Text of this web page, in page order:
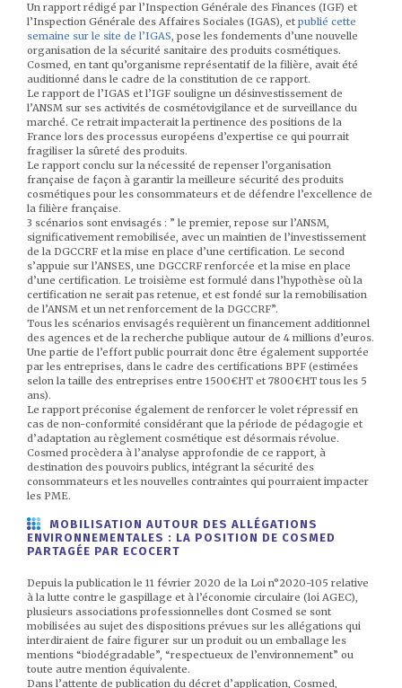
Un rapport rédigé par l’Inspection Générale des Finances (IGF) et
l’Inspection Générale des Affaires Sociales (IGAS), et publié cette
semaine sur le site de l’IGAS, pose les fondements d’une nouvelle
organisation de la sécurité sanitaire des produits cosmétiques.
Cosmed, en tant qu’organisme représentatif de la filière, avait été
auditionné dans le cadre de la constitution de ce rapport.
Le rapport de l’IGAS et l’IGF souligne un désinvestissement de
l’ANSM sur ses activités de cosmétovigilance et de surveillance du
marché. Ce retrait impacterait la pertinence des positions de la
France lors des processus européens d’expertise ce qui pourrait
fragiliser la sûreté des produits.
Le rapport conclu sur la nécessité de repenser l’organisation
française de façon à garantir la meilleure sécurité des produits
cosmétiques pour les consommateurs et de défendre l’excellence de
la filière française.
3 scénarios sont envisagés : ” le premier, repose sur l’ANSM,
significativement remobilisée, avec un maintien de l’investissement
de la DGCCRF et la mise en place d’une certification. Le second
s’appuie sur l’ANSES, une DGCCRF renforcée et la mise en place
d’une certification. Le troisième est formulé dans l’hypothèse où la
certification ne serait pas retenue, et est fondé sur la remobilisation
de l’ANSM et un net renforcement de la DGCCRF”.
Tous les scénarios envisagés requièrent un financement additionnel
des agences et de la recherche publique autour de 4 millions d’euros.
Une partie de l’effort public pourrait donc être également supportée
par les entreprises, dans le cadre des certifications BPF (estimées
selon la taille des entreprises entre 1500€HT et 7800€HT tous les 5
ans).
Le rapport préconise également de renforcer le volet répressif en
cas de non-conformité considérant que la période de pédagogie et
d’adaptation au règlement cosmétique est désormais révolue.
Cosmed procèdera à l’analyse approfondie de ce rapport, à
destination des pouvoirs publics, intégrant la sécurité des
consommateurs et les nouvelles contraintes qui pourraient impacter
les PME.
MOBILISATION AUTOUR DES ALLÉGATIONS
ENVIRONNEMENTALES : LA POSITION DE COSMED
PARTAGÉE PAR ECOCERT
Depuis la publication le 11 février 2020 de la Loi n°2020-105 relative
à la lutte contre le gaspillage et à l’économie circulaire (loi AGEC),
plusieurs associations professionnelles dont Cosmed se sont
mobilisées au sujet des dispositions prévues sur les allégations qui
interdiraient de faire figurer sur un produit ou un emballage les
mentions “biodégradable”, “respectueux de l’environnement” ou
toute autre mention équivalente.
Dans l’attente de publication du décret d’application, Cosmed,